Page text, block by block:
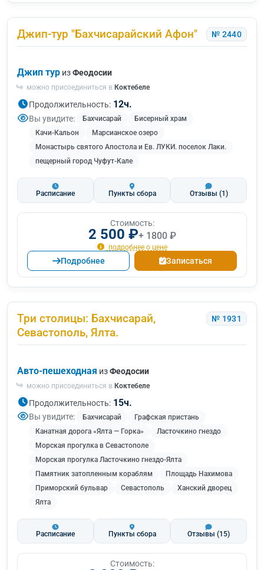
Джип-тур "Бахчисарайский Афон" № 2440
Джип тур изФеодосии
можно присоединиться в Коктебеле
Продолжительность: 12ч.
Вы увидите: Бахчисарай
Бисерный храм
Качи-Кальон
Марсианское озеро
Монастырь святого Апостола и Ев. ЛУКИ. поселок Лаки.
пещерный город Чуфут-Кале
Расписание Пункты сбора Отзывы (1)
Стоимость:
2 500 ₽+ 1800 ₽
подробнее о цене
Подробнее Записаться
Три столицы: Бахчисарай,
Севастополь, Ялта.
№ 1931
Авто-пешеходная изФеодосии
можно присоединиться в Коктебеле
Продолжительность: 15ч.
Вы увидите: Бахчисарай
Графская пристань
Канатная дорога «Ялта — Горка»
Ласточкино гнездо
Морская прогулка в Севастополе
Морская прогулка Ласточкино гнездо-Ялта
Памятник затопленным кораблям
Площадь Нахимова
Приморский бульвар
Севастополь
Ханский дворец
Ялта
Расписание Пункты сбора Отзывы (15)
Стоимость: